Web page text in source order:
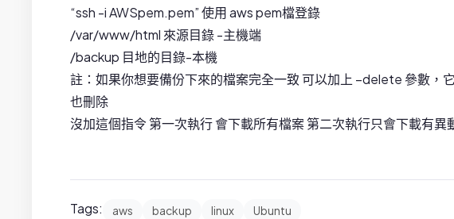
“ssh -i AWSpem.pem” 使用 aws pem檔登錄
/var/www/html 來源目錄 -主機端
/backup 目地的目錄-本機
註：如果你想要備份下來的檔案完全一致 可以加上 –delete 參數，
也刪除
沒加這個指令 第一次執行 會下載所有檔案 第二次執行只會下載有異
Tags: aws backup linux Ubuntu